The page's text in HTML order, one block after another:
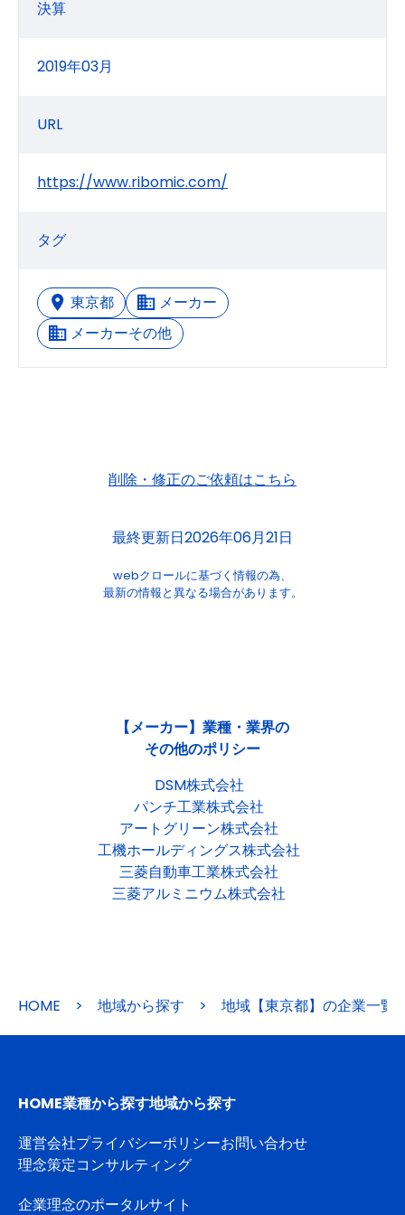
決算
2019年03月
URL
https://www.ribomic.com/
タグ
東京都
メーカー
メーカーその他
削除・修正のご依頼はこちら
最終更新日2026年06月21日
webクロールに基づく情報の為、
最新の情報と異なる場合があります。
【メーカー】業種・業界の
その他のポリシー
DSM株式会社
パンチ工業株式会社
アートグリーン株式会社
工機ホールディングス株式会社
三菱自動車工業株式会社
三菱アルミニウム株式会社
HOME > 地域から探す > 地域【東京都】の企業一覧
HOME業種から探す地域から探す
運営会社プライバシーポリシーお問い合わせ
理念策定コンサルティング
企業理念のポータルサイト